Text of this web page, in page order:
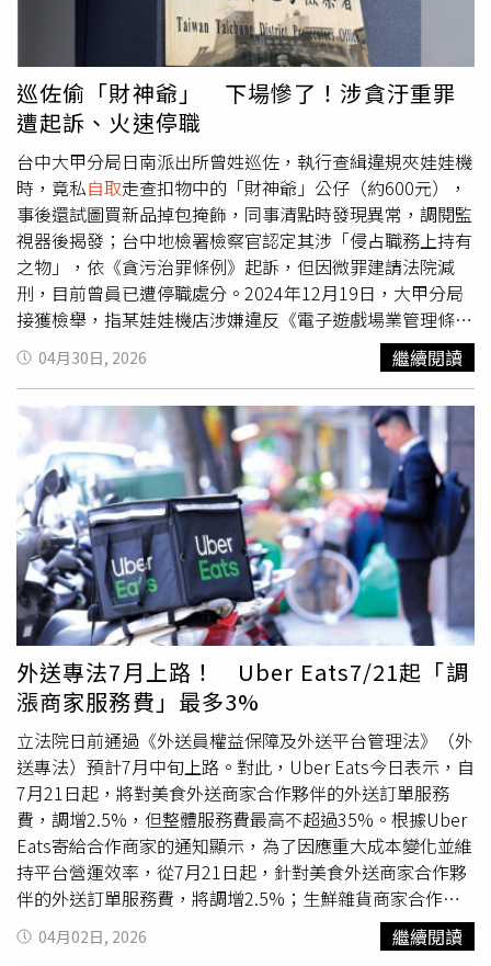
4月30日被狗仔直擊在炸雞店打工，他幽默回應本刊表示：
「哎唷，沒想到去炸個雞也會被你們拍得那麼清楚！」直言
因為拍戲空檔時間零碎，與其滑手機等待，不如把握時間多
賺點錢。他透露，過去投資美式雞排店曾慘賠近200萬元，
還遇到股東離開，因此這次決定親自學炸雞技術、研究配
方，希望為自己的「泰雞烈」泰式炸雞店做好準備，「畢竟
已經在試營運了，我想要親手掌握所有眉角，才不會重蹈覆
轍」。馬國弼也提到，過去跑外送時，曾因遭檢舉連吞罰
單，一天幾乎白做工，如今待在店裡炸雞，至少不用擔心被
開罰。他表示，目前仍背負約500多萬元債務，演藝圈收入
不穩，父母退休後家計也由他負擔，因此只要是正當工作，
他都願意做，「不怕髒也不怕累」。他也感謝許多朋友在低
潮時伸出援手，「像康哥（康康）那時候二話不說借我兩百
萬，我都還沒開口他就拿錢來了，這份恩情我到現在還在慢
慢還！反正人生嘛，計畫總是趕不上變化，我只希望可以趕
快把債務還清，未來能夠無債一身輕」。
灶豐）」）貼文曝光後引發熱議，許多在地人紛紛不捨留
言，「還好還可以團購，只是以後吃不到超新鮮的滷味和超
好吃A菜，很多麵攤小吃店的燙青菜都沒有A菜，吃了20幾
年，沒想到也有曲終人散的一天，恭喜老闆們退休」、「雖
然不捨，還是感謝帶給大家好吃的正宗美食」、「哇，我心
目中第一名的麵店要走入歷史了」、「祝褔你們家健康平
安，永保安康，開團購要告知，謝謝秀田豐灶陪伴了我39
年，我從小學5年級11歲第一代老闆還健在時，吃到現在50
歲」、「喔不，從小吃到大的好味道竟然要結束了，不敢置
信不能接受，太令人傷心了」、「吃了近30年的美味，以後
吃不到了啦，許願女兒接班」。
巡佐偷「財神爺」 下場慘了！涉貪汙重罪
遭起訴、火速停職
台中大甲分局日南派出所曾姓巡佐，執行查緝違規夾娃娃機
時，竟私自取走查扣物中的「財神爺」公仔（約600元），
事後還試圖買新品掉包掩飾，同事清點時發現異常，調閱監
視器後揭發；台中地檢署檢察官認定其涉「侵占職務上持有
之物」，依《貪污治罪條例》起訴，但因微罪建請法院減
刑，目前曾員已遭停職處分。2024年12月19日，大甲分局
接獲檢舉，指某娃娃機店涉嫌違反《電子遊戲場業管理條
例》，隨即由分局與日南派出所人員聯合臨檢，查扣現場5
台選物販賣機及10個公仔，並帶回派出所保管，暫置於公務
機車車棚內，後續移送偵辦。未料曾姓巡佐於2025年1月3
日前往車棚時，明知該批公仔屬於依法扣押的證物，仍伸手
從機台內取出其中一個「財神爺」公仔，帶回辦公室抽屜內
占為己有，並將原本外盒拆除丟棄。數日後，同仁清點扣押
物時發現公仔短少，立即通報所長並調閱監視器，赫然發現
是曾所為；所長當場要求歸還，但曾因已拆封包裝，竟先將
公仔重新裝盒放回機台，再外出購買全新公仔試圖替換，原
本的公仔則帶回住處。台中市警方主動將曾姓巡佐移送法
辦，檢方偵訊時，曾一度辯稱公仔未列編號、誤認非扣押物
才取出，且因外盒髒污才拆除，打算日後通知店家領回；但
檢方指出，曾從警多年，對扣押程序應相當熟悉，且該批物
品已完成扣押並列冊管理，即使欲返還，也須依《刑事訴訟
法》報請檢察官處理，不得擅自動用，其拆除外包裝、占為
己有之行為，顯已逾越職務界線。此外，台中市警局曾函覆
稱，曾僅負責戒護與搬運，非承辦人，未負保管責任。但檢
方調閱資料發現，曾為帶班人員，並在臨檢及扣押文件上簽
名，認定其具保管人身分，直指警局說法「顯有謬誤」。全
案依《貪汙治罪條例》之「侵占職務上持有之非公用私有財
物」罪嫌起訴，該罪最重可處5年以上徒刑，但檢察官考量
曾已坦承犯行並繳回600元不法所得，金額低且情節輕微，
建請法院依法酌予減刑。
04月30日, 2026 繼續閱讀
外送專法7月上路！ Uber Eats7/21起「調
漲商家服務費」最多3%
立法院日前通過《外送員權益保障及外送平台管理法》（外
送專法）預計7月中旬上路。對此，Uber Eats今日表示，自
7月21日起，將對美食外送商家合作夥伴的外送訂單服務
費，調增2.5%，但整體服務費最高不超過35%。根據Uber
Eats寄給合作商家的通知顯示，為了因應重大成本變化並維
持平台營運效率，從7月21日起，針對美食外送商家合作夥
伴的外送訂單服務費，將調增2.5%；生鮮雜貨商家合作夥
伴調增3%；外帶
訂單的服務費則維持現狀，不受影
響。Uber Eats指出，針對此次調整，公司主動增設「35%
04月02日, 2026 繼續閱讀